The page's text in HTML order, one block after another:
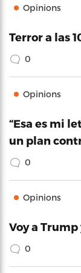
Opinions
Terror a las
0
Opinions
“Esa es mi
un plan
0
Opinions
Voy a
0